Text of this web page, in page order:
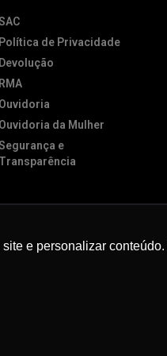
e personalizar
de Privacidade
da Mulher
e